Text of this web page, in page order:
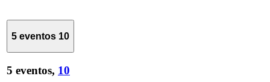
5 eventos 10
5 eventos, 10